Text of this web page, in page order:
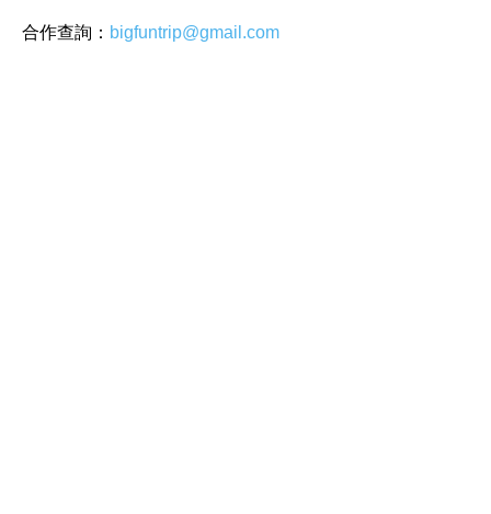
合作查詢： bigfuntrip@gmail.com